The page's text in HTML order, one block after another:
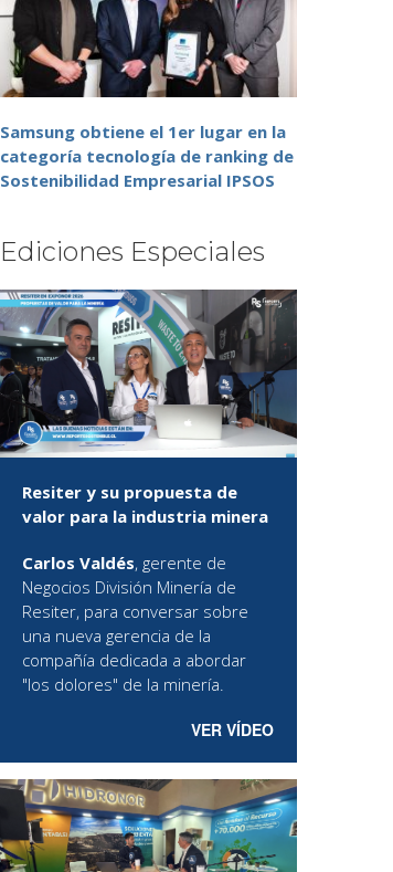
Samsung obtiene el 1er lugar en la
categoría tecnología de ranking de
Sostenibilidad Empresarial IPSOS
Ediciones Especiales
Resiter y su propuesta de
valor para la industria minera
Carlos Valdés, gerente de
Negocios División Minería de
Resiter, para conversar sobre
una nueva gerencia de la
compañía dedicada a abordar
"los dolores" de la minería.
VER VÍDEO